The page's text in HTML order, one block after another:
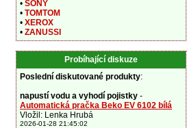
• SONY
• TOMTOM
• XEROX
• ZANUSSI
Probíhající diskuze
Poslední diskutované produkty:
napustí vodu a vyhodí pojistky -
Automatická pračka Beko EV 6102 bílá
Vložil: Lenka Hrubá
2026-01-28 21:45:02